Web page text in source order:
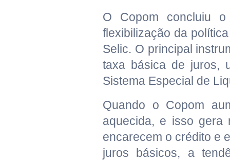
O Copom concluiu
flexibilização da
Selic. O principal
taxa básica de juros,
Sistema Especial de
Quando o Copom
aquecida, e isso gera
encarecem o crédito e
juros básicos, a